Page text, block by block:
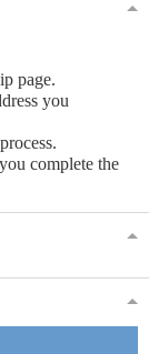
page.
you
complete the